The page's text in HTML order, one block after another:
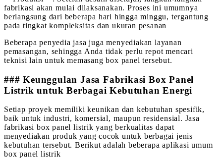
fabrikasi akan mulai dilaksanakan. Proses ini umumnya
berlangsung dari beberapa hari hingga minggu, tergantung
pada tingkat kompleksitas dan ukuran pesanan
Beberapa penyedia jasa juga menyediakan layanan
pemasangan, sehingga Anda tidak perlu repot mencari
teknisi lain untuk memasang box panel tersebut.
### Keunggulan Jasa Fabrikasi Box Panel
Listrik untuk Berbagai Kebutuhan Energi
Setiap proyek memiliki keunikan dan kebutuhan spesifik,
baik untuk industri, komersial, maupun residensial. Jasa
fabrikasi box panel listrik yang berkualitas dapat
menyediakan produk yang cocok untuk berbagai jenis
kebutuhan tersebut. Berikut adalah beberapa aplikasi umum
box panel listrik